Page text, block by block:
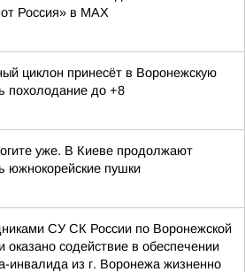
Россия» в МАХ
циклон принесёт в Воронежскую
похолодание до +8
уже. В Киеве продолжают
южнокорейские пушки
СУ СК России по Воронежской
оказано содействие в обеспечении
инвалида из г. Воронежа жизненно